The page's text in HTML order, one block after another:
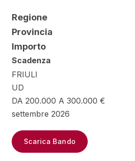
Regione
Provincia
Importo
Scadenza
FRIULI
UD
DA 200.000 A 300.000 €
settembre 2026
Scarica Bando